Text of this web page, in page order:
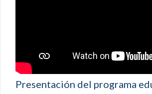
Presentación del programa